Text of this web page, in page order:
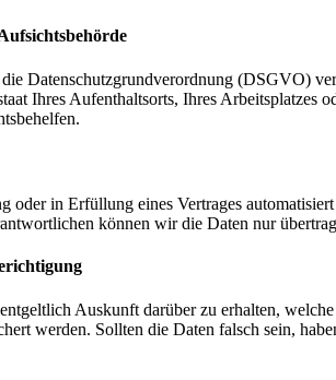
Datenschutzgrundverordnung (DSGVO)
Ihres Aufenthaltsorts, Ihres Arbeitsplatzes
in Erfüllung eines Vertrages
können wir die Daten nur
Auskunft darüber zu erhalten,
werden. Sollten die Daten falsch sein,